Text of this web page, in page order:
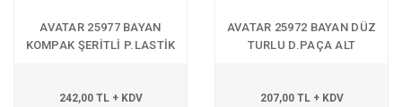
AVATAR 25977 BAYAN
KOMPAK ŞERİTLİ P.LASTİK
242,00 TL + KDV
AVATAR 25972 BAYAN DÜZ
TURLU D.PAÇA ALT
207,00 TL + KDV